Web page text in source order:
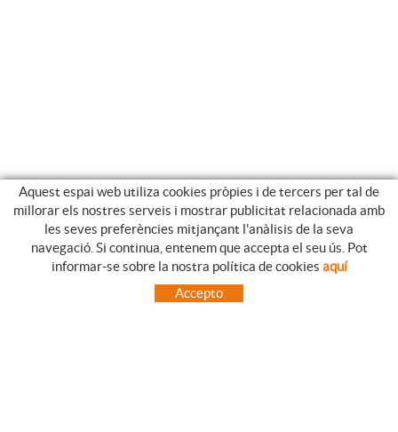
GUIA DE COMPRA
COM UTILITZAR LA NOSTRE BOTIGA ON-LINE
PREGUNTES FREQÜENTS
Aquest espai web utiliza cookies pròpies i de tercers per tal de
millorar els nostres serveis i mostrar publicitat relacionada amb
les seves preferències mitjançant l'anàlisis de la seva
navegació. Si continua, entenem que accepta el seu ús. Pot
informar-se sobre la nostra política de cookies aquí
Accepto